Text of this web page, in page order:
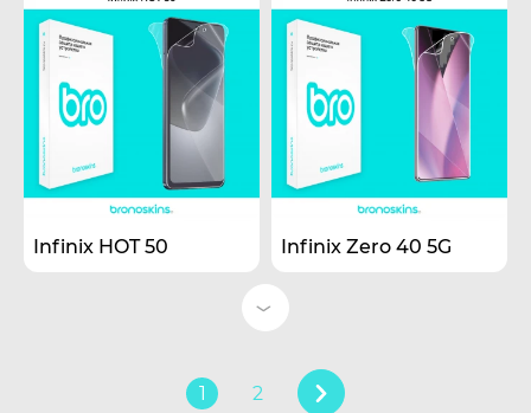
Infinix HOT 50 Infinix Zero 40 5G
1 2